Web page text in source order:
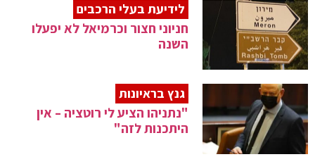
לידיעת בעלי הרכבים
חניוני חצור וכרמיאל לא יפעלו
השנה
גנץ בראיונות
"נתניהו הציע לי רוטציה – אין
היתכנות לזה"